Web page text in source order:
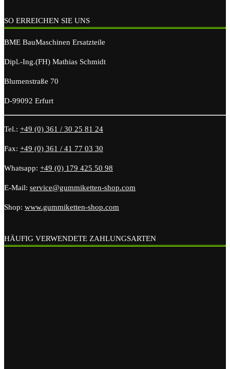
SO ERREICHEN SIE UNS
BME BauMaschinen Ersatzteile
Dipl.-Ing.(FH) Mathias Schmidt
Blumenstraße 70
D-99092 Erfurt
Tel.: +49 (0) 361 / 30 25 81 24
Fax: +49 (0) 361 / 41 77 03 30
Whatsapp: +49 (0) 179 425 50 98
E-Mail: service@gummiketten-shop.com
Shop: www.gummiketten-shop.com
HÄUFIG VERWENDETE ZAHLUNGSARTEN